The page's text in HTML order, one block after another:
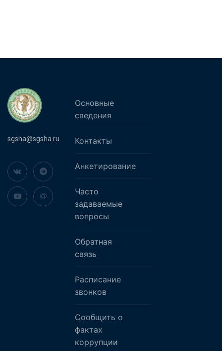
sgsha@sgsha.ru
Основные
сведения
Контакты
Анкетирование
Часто
задаваемые
вопросы
Обратная
связь
Расписание
звонков
Сообщить о
фактах
коррупции